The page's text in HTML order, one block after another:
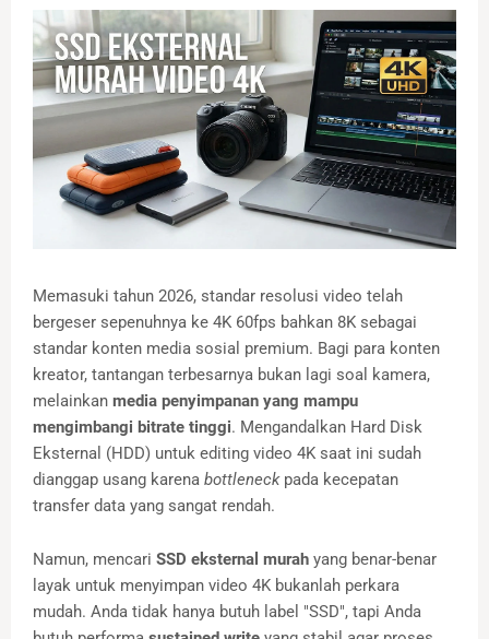
Memasuki tahun 2026, standar resolusi video telah
bergeser sepenuhnya ke 4K 60fps bahkan 8K sebagai
standar konten media sosial premium. Bagi para konten
kreator, tantangan terbesarnya bukan lagi soal kamera,
melainkan media penyimpanan yang mampu
mengimbangi bitrate tinggi. Mengandalkan Hard Disk
Eksternal (HDD) untuk editing video 4K saat ini sudah
dianggap usang karena bottleneckpada kecepatan
transfer data yang sangat rendah.
Namun, mencari SSD eksternal murah yang benar-benar
layak untuk menyimpan video 4K bukanlah perkara
mudah. Anda tidak hanya butuh label "SSD", tapi Anda